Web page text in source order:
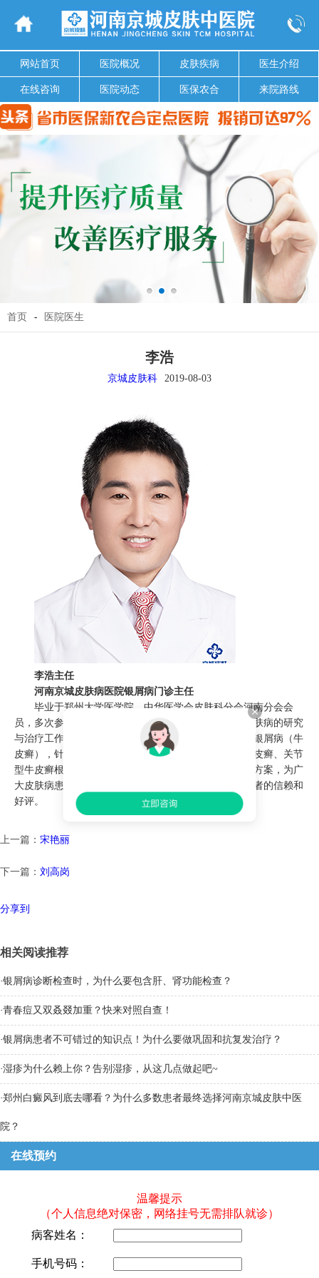
网站首页 医院概况 皮肤疾病 医生介绍
在线咨询 医院动态 医保农合 来院路线
首页 - 医院医生
李浩
京城皮肤科 2019-08-03
李浩主任
河南京城皮肤病医院银屑病门诊主任
毕业于郑州大学医学院，中华医学会皮肤科分会河南分会会
员，多次参加全国银屑病研讨会交流会。长期致力于皮肤病的研究
与治疗工作，灵活运用先进的治疗技术治疗各种类型的银屑病（牛
皮癣），针对寻常型牛皮癣、红皮型牛皮癣、脓疱性牛皮癣、关节
型牛皮癣根据其不同症状，科学诊疗，制定差异化诊疗方案，为广
大皮肤病患者解除病痛，取得了显著疗效，深受广大患者的信赖和
好评。
上一篇： 宋艳丽
下一篇： 刘高岗
分享到
相关阅读推荐
·银屑病诊断检查时，为什么要包含肝、肾功能检查？
·青春痘又双叒叕加重？快来对照自查！
·银屑病患者不可错过的知识点！为什么要做巩固和抗复发治疗？
·湿疹为什么赖上你？告别湿疹，从这几点做起吧~
·郑州白癜风到底去哪看？为什么多数患者最终选择河南京城皮肤中医
院？
在线预约
温馨提示
（个人信息绝对保密，网络挂号无需排队就诊）
病客姓名：
手机号码：